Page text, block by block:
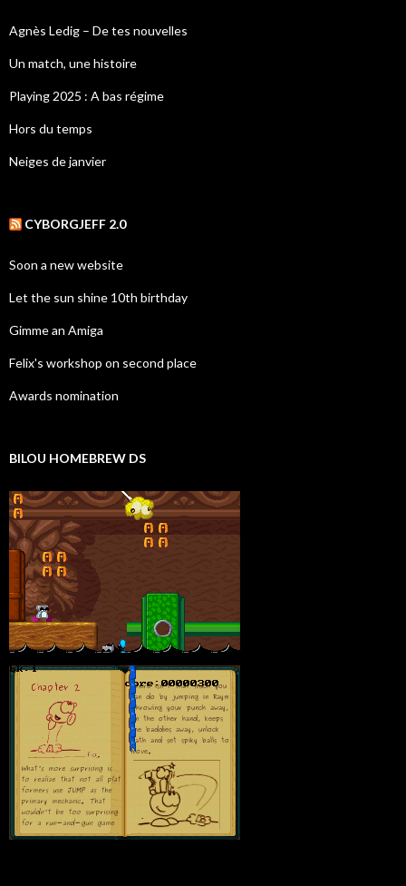
Agnès Ledig – De tes nouvelles
Un match, une histoire
Playing 2025 : A bas régime
Hors du temps
Neiges de janvier
CYBORGJEFF 2.0
Soon a new website
Let the sun shine 10th birthday
Gimme an Amiga
Felix's workshop on second place
Awards nomination
BILOU HOMEBREW DS